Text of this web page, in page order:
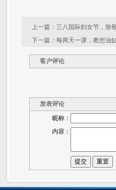
上一篇： 三八国际妇女节，致
下一篇： 每两天一课，教您油
客户评论
发表评论
昵称：
内容：
提交